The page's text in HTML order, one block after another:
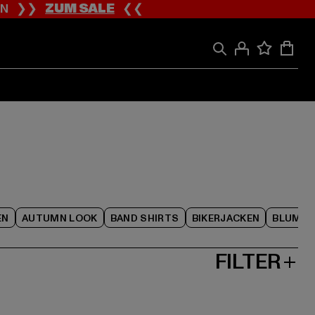
❯❯ZUM SALE❮❮
AUTUMN LOOK BAND SHIRTS BIKERJACKEN
FILTER